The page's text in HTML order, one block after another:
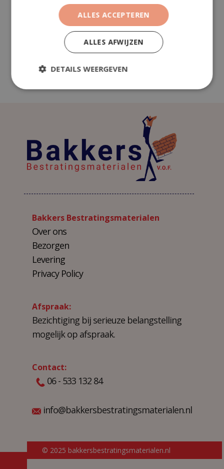
ADD TO CART
© 2025 bakkersbestratingsmaterialen.nl
Bakkers Bestratingsmaterialen
Over ons
Bezorgen
Levering
Privacy Policy
Afspraak:
Bezichtiging bij serieuze belangstelling
mogelijk op afspraak.
Contact:
06 - 533 132 84
info@bakkersbestratingsmaterialen.nl
ALLES ACCEPTEREN
ALLES AFWIJZEN
DETAILS WEERGEVEN